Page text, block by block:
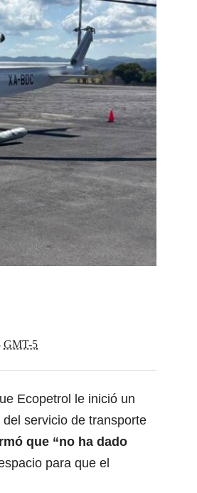
GMT-5
Ecopetrol le inició un
servicio de transporte
que “no ha dado
para que el